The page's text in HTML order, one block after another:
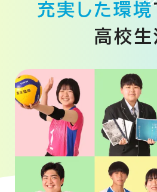
充実した環境
高校生